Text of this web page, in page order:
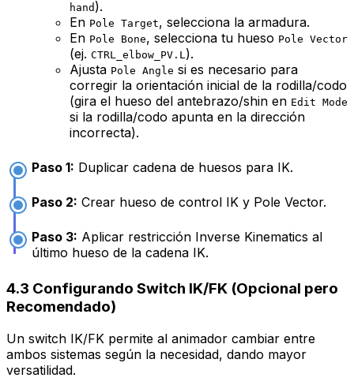
hand ).
En Pole Target, selecciona la armadura.
En Pole Bone, selecciona tu hueso Pole Vector
(ej. CTRL_elbow_PV.L ).
Ajusta Pole Angle si es necesario para
corregir la orientación inicial de la rodilla/codo
(gira el hueso del antebrazo/shin en Edit Mode
si la rodilla/codo apunta en la dirección
incorrecta).
Paso 1: Duplicar cadena de huesos para IK.
Paso 2: Crear hueso de control IK y Pole Vector.
Paso 3: Aplicar restricción Inverse Kinematics al
último hueso de la cadena IK.
4.3 Configurando Switch IK/FK (Opcional pero
Recomendado)
Un switch IK/FK permite al animador cambiar entre
ambos sistemas según la necesidad, dando mayor
versatilidad.